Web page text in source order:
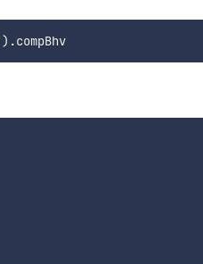
) . compBhv